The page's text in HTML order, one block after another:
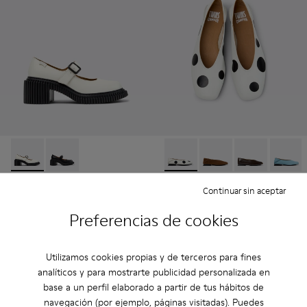
Preferencias de cookies
Utilizamos cookies propias y de terceros para fines
analíticos y para mostrarte publicidad personalizada en
base a un perfil elaborado a partir de tus hábitos de
navegación (por ejemplo, páginas visitadas). Puedes
Continuar sin aceptar
Pix London - K201876-002 - Mocasines de piel blancos para
Pix London - K201876-001Twins - K201253-049 -
Twins - K201253-058
Twins - Twins